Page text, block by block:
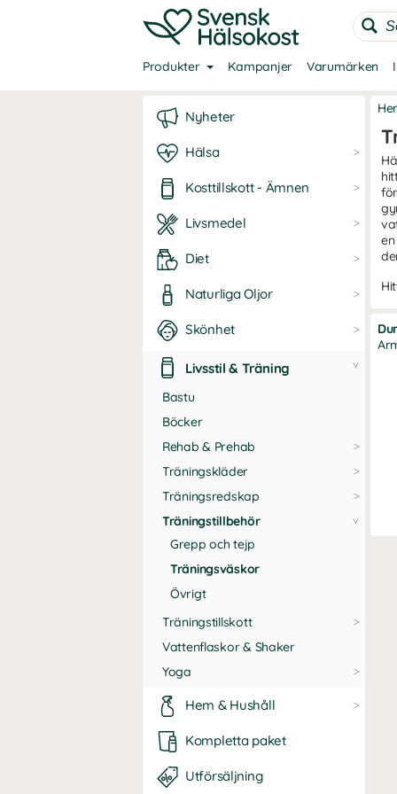
Produkter Kampanjer Varumärken
Nyheter
Hälsa
Kosttillskott - Ämnen
Livsmedel
Diet
Naturliga Oljor
Skönhet
Livsstil & Träning
Bastu
Böcker
Rehab & Prehab
Träningskläder
Träningsredskap
Träningstillbehör
Grepp och tejp
Träningsväskor
Övrigt
Träningstillskott
Vattenflaskor & Shaker
Yoga
Hem & Hushåll
Kompletta paket
Utförsäljning